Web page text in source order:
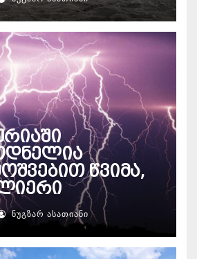
წვიმა,
ᲜᲣᲒᲖᲐᲠ ᲐᲡᲐᲗᲘᲐᲜᲘ